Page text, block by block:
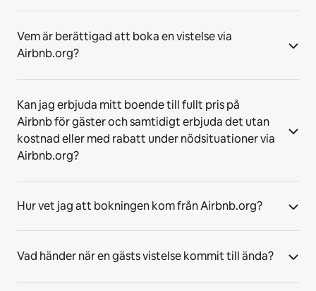
Vem är berättigad att boka en vistelse via
Airbnb.org?
Kan jag erbjuda mitt boende till fullt pris på
Airbnb för gäster och samtidigt erbjuda det utan
kostnad eller med rabatt under nödsituationer via
Airbnb.org?
Hur vet jag att bokningen kom från Airbnb.org?
Vad händer när en gästs vistelse kommit till ända?